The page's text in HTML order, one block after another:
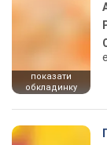
показати
обкладинку